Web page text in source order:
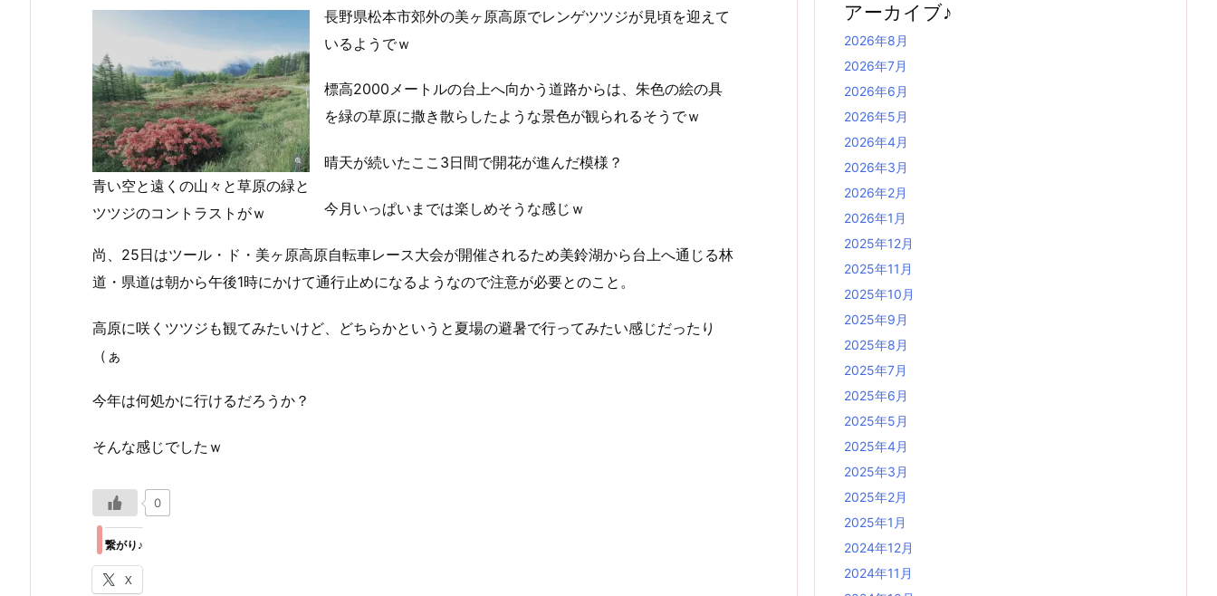
青い空と遠くの山々と草原の緑と
ツツジのコントラストがｗ
長野県松本市郊外の美ヶ原高原でレンゲツツジが見頃を迎えて
いるようでｗ
標高2000メートルの台上へ向かう道路からは、朱色の絵の具
を緑の草原に撒き散らしたような景色が観られるそうでｗ
晴天が続いたここ3日間で開花が進んだ模様？
今月いっぱいまでは楽しめそうな感じｗ
尚、25日はツール・ド・美ヶ原高原自転車レース大会が開催されるため美鈴湖から台上へ通じる林
道・県道は朝から午後1時にかけて通行止めになるようなので注意が必要とのこと。
高原に咲くツツジも観てみたいけど、どちらかというと夏場の避暑で行ってみたい感じだったり
（ぁ
今年は何処かに行けるだろうか？
そんな感じでしたｗ
0
繋がり♪
X
アーカイブ♪
2026年8月
2026年7月
2026年6月
2026年5月
2026年4月
2026年3月
2026年2月
2026年1月
2025年12月
2025年11月
2025年10月
2025年9月
2025年8月
2025年7月
2025年6月
2025年5月
2025年4月
2025年3月
2025年2月
2025年1月
2024年12月
2024年11月